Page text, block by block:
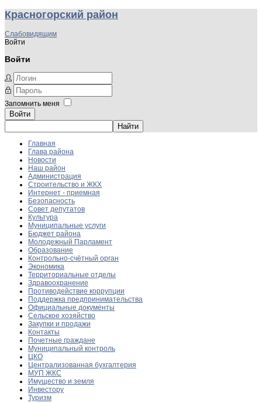
Красногорский район
Слабовидящим
Войти
Войти
Запомнить меня
Войти
Главная
Глава района
Новости
Наш район
Администрация
Строительство и ЖКХ
Интернет - приемная
Безопасность
Совет депутатов
Культура
Муниципальные услуги
Бюджет района
Молодежный Парламент
Образование
Контрольно-счётный орган
Экономика
Территориальные отделы
Здравоохранение
Противодействие коррупции
Поддержка предпринимательства
Официальные документы
Сельское хозяйство
Закупки и продажи
Контакты
Почетные граждане
Муниципальный контроль
ЦКО
Централизованная бухгалтерия
МУП ЖКС
Имущество и земля
Инвестору
Туризм